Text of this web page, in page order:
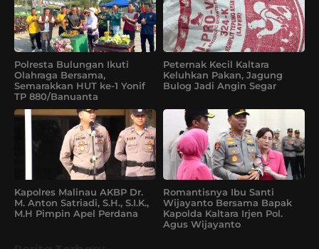
Polresta Bulungan Ikuti
Olahraga Bersama,
Semarakkan HUT ke-1 Yonif
TP 880/Banuanta
Peternak Kecil Kaltara
Keluhkan Pakan, Jagung
Bulog Jadi Angin Segar
Kapolres Malinau AKBP Dr.
M. Anton Satriadi, S.H., S.I.K.,
M.H Pimpin Apel Perdana
Romantisnya Ibu Santi
Wijayanto Bersama Bapak
Kapolda Kaltara Irjen Pol.
Agus Wijayanto